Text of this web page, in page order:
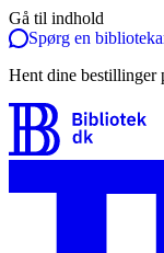
Gå til indhold
Spørg en
Hent dine bestillinger